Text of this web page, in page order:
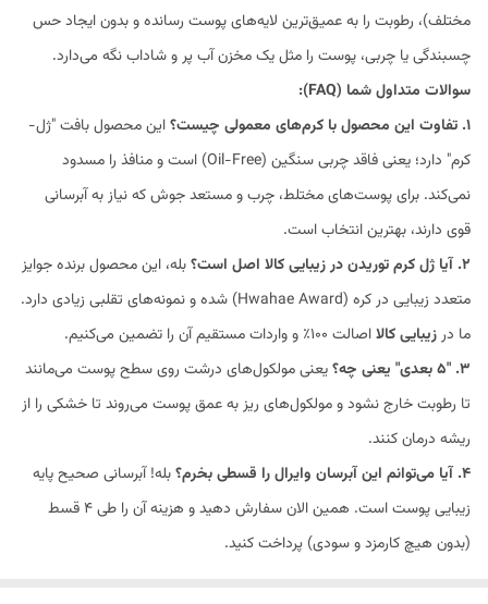
مختلف)، رطوبت را به عمیق‌ترین لایه‌های پوست رسانده و بدون ایجاد حس
چسبندگی یا چربی، پوست را مثل یک مخزن آب پر و شاداب نگه می‌دارد.
سوالات متداول شما (FAQ):
۱. تفاوت این محصول با کرم‌های معمولی چیست؟
این محصول بافت "ژل-
کرم" دارد؛ یعنی فاقد چربی سنگین (Oil-Free) است و منافذ را مسدود
نمی‌کند. برای پوست‌های مختلط، چرب و مستعد جوش که نیاز به آبرسانی
قوی دارند، بهترین انتخاب است.
۲. آیا ژل کرم توریدن در زیبایی کالا اصل است؟
بله، این محصول برنده جوایز
متعدد زیبایی در کره (Hwahae Award) شده و نمونه‌های تقلبی زیادی دارد.
ما درزیبایی کالااصالت ۱۰۰٪ و واردات مستقیم آن را تضمین می‌کنیم.
۳. "۵ بعدی" یعنی چه؟
یعنی مولکول‌های درشت روی سطح پوست می‌مانند
تا رطوبت خارج نشود و مولکول‌های ریز به عمق پوست می‌روند تا خشکی را از
ریشه درمان کنند.
۴. آیا می‌توانم این آبرسان وایرال را قسطی بخرم؟
بله! آبرسانی صحیح پایه
زیبایی پوست است. همین الان سفارش دهید و هزینه آن را طی ۴ قسط
(بدون هیچ کارمزد و سودی) پرداخت کنید.